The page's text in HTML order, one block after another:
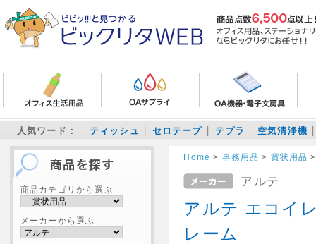
人気ワード： ティッシュ セロテープ テプラ 空気清浄機
商品カテゴリから選ぶ
メーカーから選ぶ
Home > 事務用品 > 賞状用品
アルテ
アルテ エコイ
レーム